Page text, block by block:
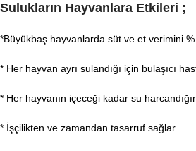
Sulukların Hayvanlara Etkileri ;
*Büyükbaş hayvanlarda süt ve et verimini %
* Her hayvan ayrı sulandığı için bulaşıcı
* Her hayvanın içeceği kadar su
* İşçilikten ve zamandan tasarruf sağlar.